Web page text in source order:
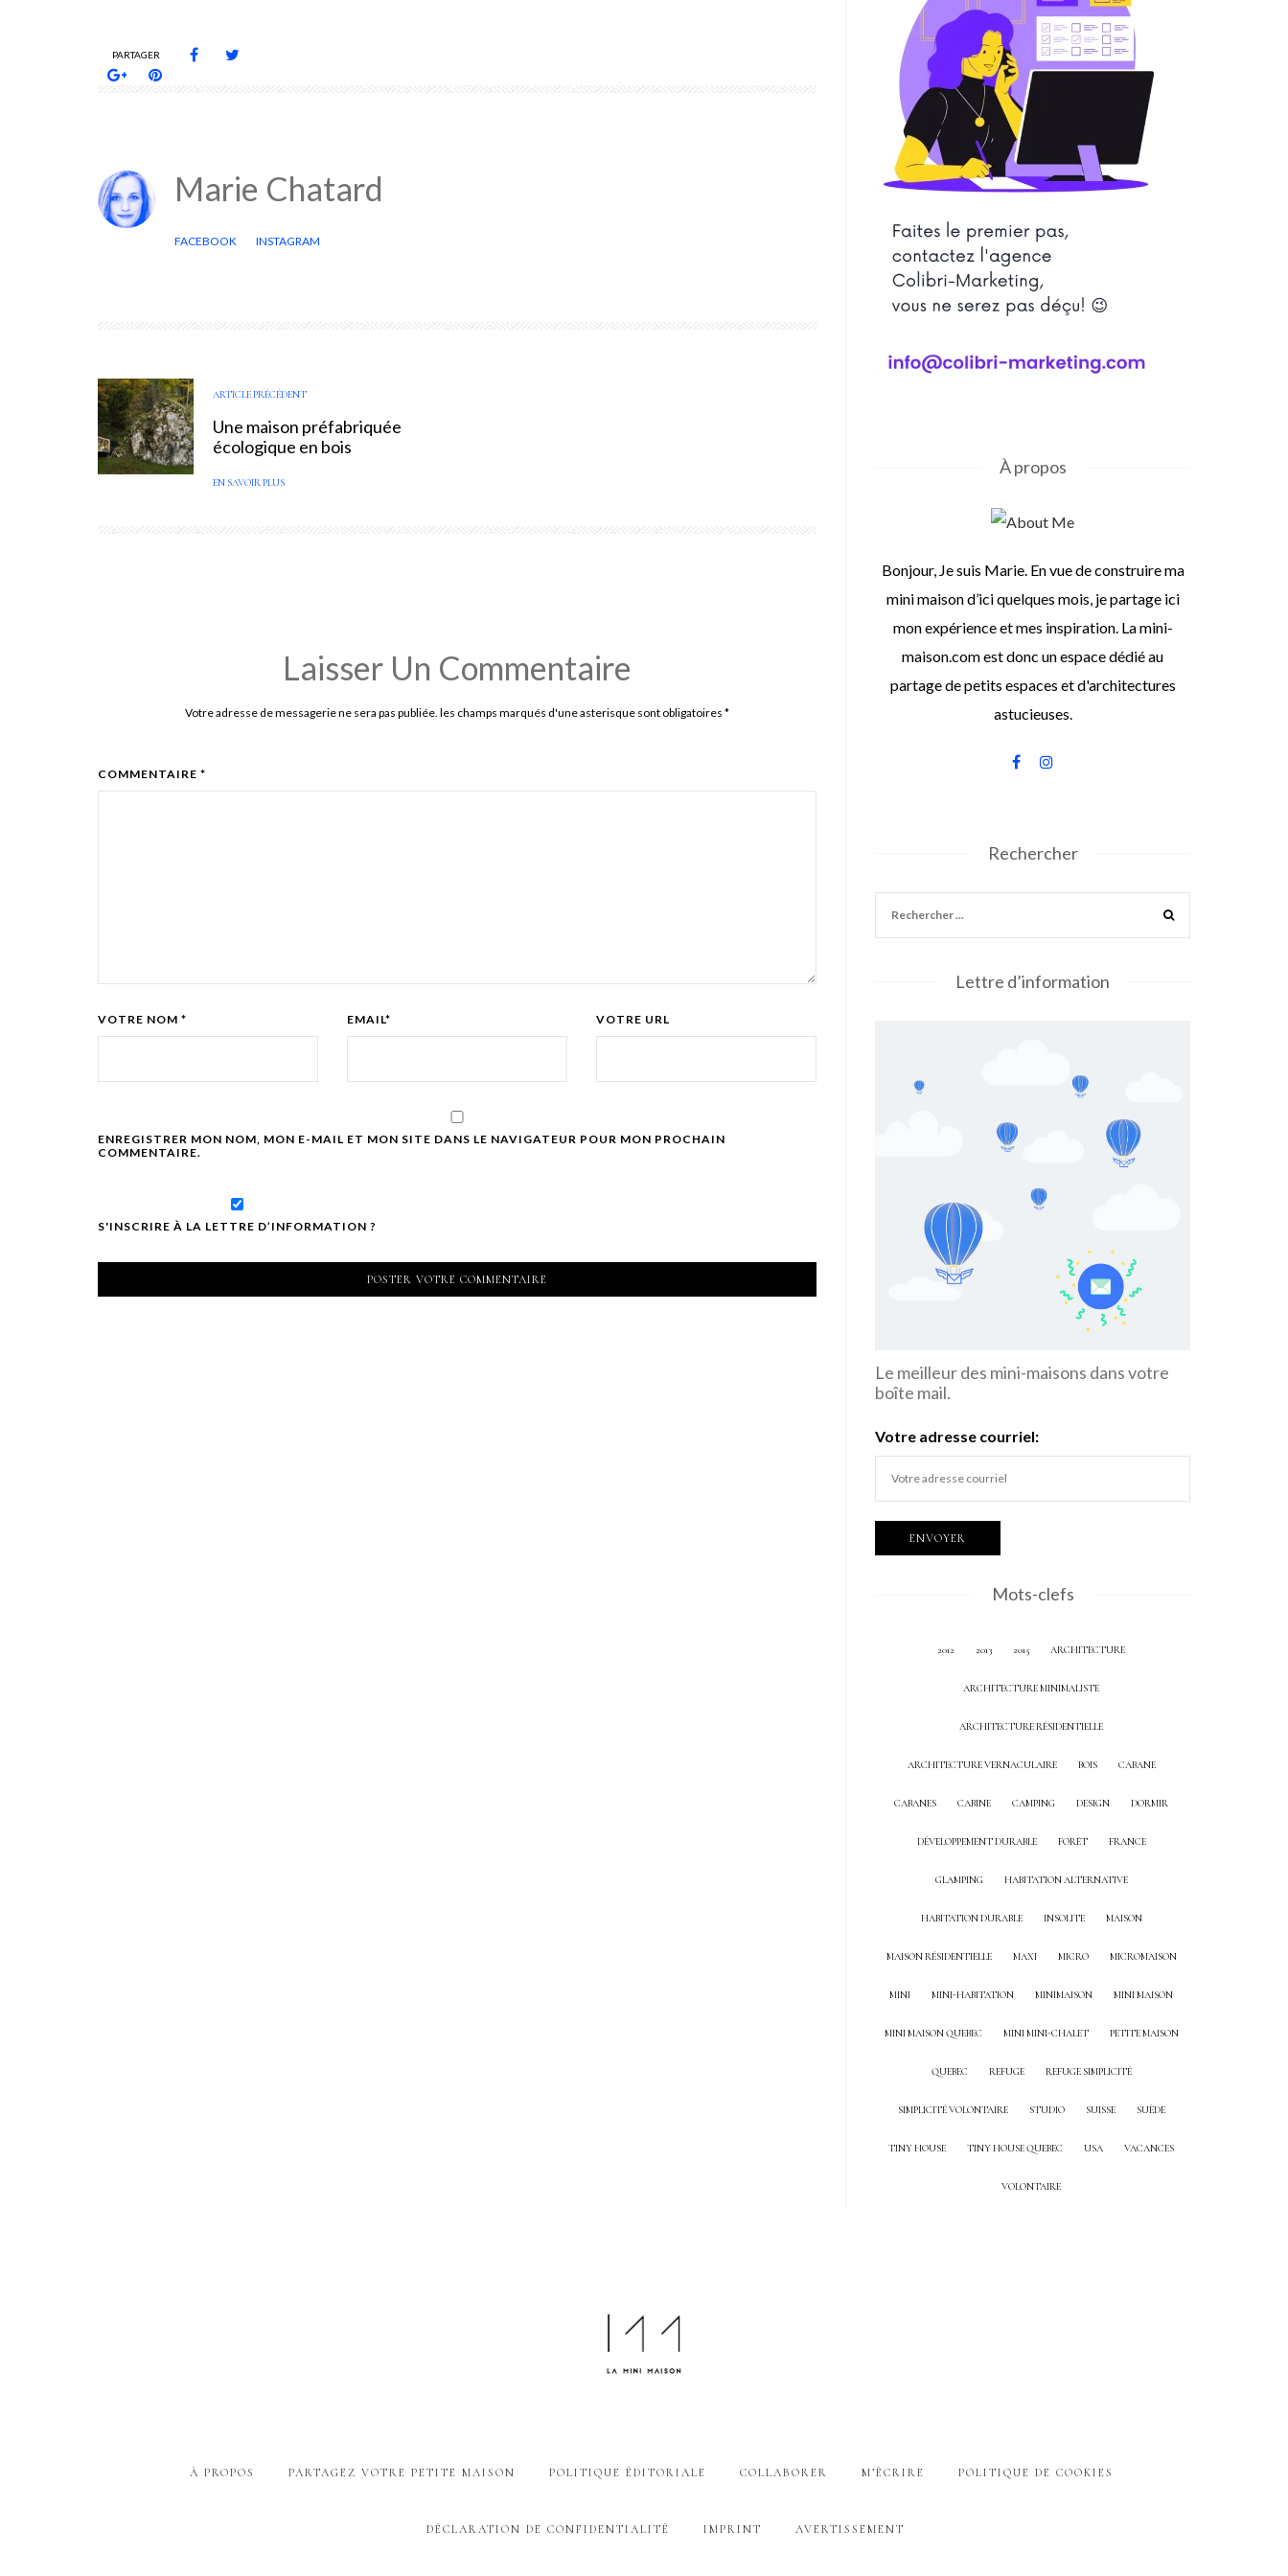
PARTAGER
Marie Chatard
FACEBOOK INSTAGRAM
ARTICLE PRÉCÉDENT
Une maison préfabriquée
écologique en bois
EN SAVOIR PLUS
Laisser Un Commentaire
Votre adresse de messagerie ne sera pas publiée. les champs marqués d'une asterisque sont obligatoires *
COMMENTAIRE *
VOTRE NOM * EMAIL* VOTRE URL
ENREGISTRER MON NOM, MON E-MAIL ET MON SITE DANS LE NAVIGATEUR POUR MON PROCHAIN
COMMENTAIRE.
S'INSCRIRE À LA LETTRE D’INFORMATION ?
À propos
Bonjour, Je suis Marie. En vue de construire ma
mini maison d’ici quelques mois, je partage ici
mon expérience et mes inspiration. La mini-
maison.com est donc un espace dédié au
partage de petits espaces et d'architectures
astucieuses.
Rechercher
Lettre d’information
Le meilleur des mini-maisons dans votre
boîte mail.
Votre adresse courriel:
Mots-clefs
2012 2013 2015 ARCHITECTURE
ARCHITECTURE MINIMALISTE
ARCHITECTURE RÉSIDENTIELLE
ARCHITECTURE VERNACULAIRE BOIS CABANE
CABANES CABINE CAMPING DESIGN DORMIR
DÉVELOPPEMENT DURABLE FORÊT FRANCE
GLAMPING HABITATION ALTERNATIVE
HABITATION DURABLE INSOLITE MAISON
MAISON RÉSIDENTIELLE MAXI MICRO MICROMAISON
MINI MINI-HABITATION MINIMAISON MINI MAISON
MINI MAISON QUEBEC MINI MINI-CHALET PETITE MAISON
QUEBEC REFUGE REFUGE SIMPLICITÉ
SIMPLICITÉ VOLONTAIRE STUDIO SUISSE SUÈDE
TINY HOUSE TINY HOUSE QUEBEC USA VACANCES
VOLONTAIRE
À PROPOS PARTAGEZ VOTRE PETITE MAISON POLITIQUE ÉDITORIALE COLLABORER M’ÉCRIRE POLITIQUE DE COOKIES
DÉCLARATION DE CONFIDENTIALITÉ IMPRINT AVERTISSEMENT